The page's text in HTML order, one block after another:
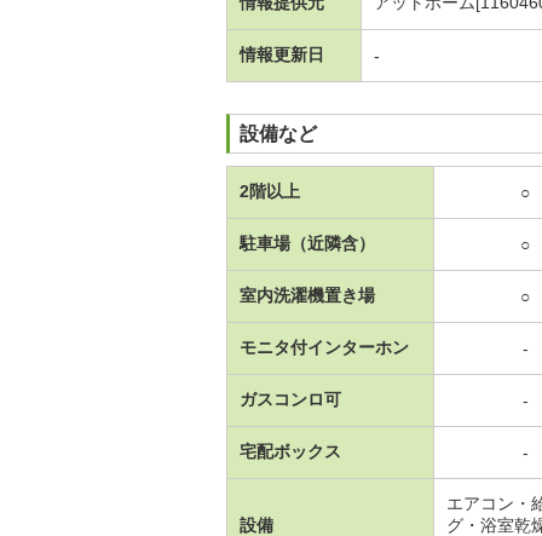
情報更新日 -
設備など
2階以上 ○
駐車場（近隣含） ○
室内洗濯機置き場 ○
モニタ付インターホン -
ガスコンロ可 -
宅配ボックス -
設備
エアコン・
グ・浴室乾